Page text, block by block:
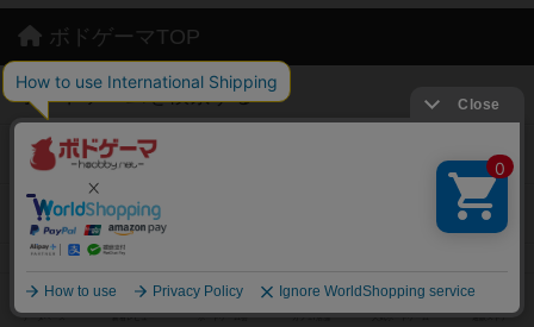
ボドゲーマTOP
ボードゲームを検索する
ボードゲームの新着レビュー
ボードゲーム会情報